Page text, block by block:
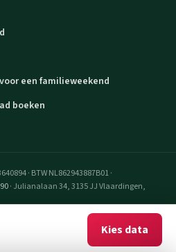
Kies data
een familieweekend
boeken
· BTW NL862943887B01·
· Julianalaan 34, 3135 JJ Vlaardingen,
Alle rechten voorbehouden.
van Ailurus Fulgens Holding B.V.